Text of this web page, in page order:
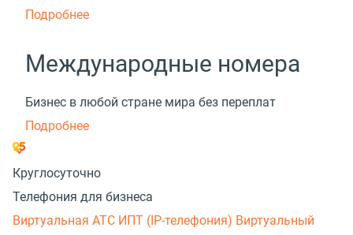
Подробнее
Международные номера
Бизнес в любой стране мира без переплат
Подробнее
Круглосуточно
Телефония для бизнеса
Виртуальная АТС ИПТ (IP-телефония) Виртуальный